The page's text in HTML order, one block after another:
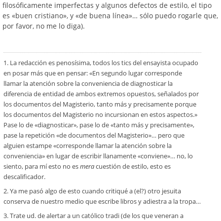
filosóficamente imperfectas y algunos defectos de estilo, el tipo
es «buen cristiano», y «de buena línea»… sólo puedo rogarle que,
por favor, no me lo diga).
1. La redacción es penosísima, todos los tics del ensayista ocupado
en posar más que en pensar: «En segundo lugar corresponde
llamar la atención sobre la conveniencia de diagnosticar la
diferencia de entidad de ambos extremos opuestos, señalados por
los documentos del Magisterio, tanto más y precisamente porque
los documentos del Magisterio no incursionan en estos aspectos.»
Pase lo de «diagnosticar», pase lo de «tanto más y precisamente»,
pase la repetición «de documentos del Magisterio»… pero que
alguien estampe «corresponde llamar la atención sobre la
conveniencia» en lugar de escribir llanamente «conviene»… no, lo
siento, para mí esto no esmeracuestión de estilo, esto es
descalificador.
2. Ya me pasó algo de esto cuando critiqué a (el?) otro jesuita
conserva de nuestro medio que escribe libros y adiestra a la tropa…
3. Trate ud. de alertar a un católico tradi (de los que veneran a